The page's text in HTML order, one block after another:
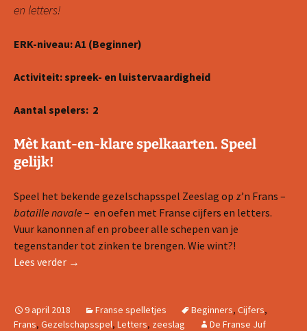
en letters!
ERK-niveau: A1 (Beginner)
Activiteit: spreek- en luistervaardigheid
Aantal spelers: 2
Mèt kant-en-klare spelkaarten. Speel
gelijk!
Speel het bekende gezelschapsspel Zeeslag op z’n Frans –
bataille navale – en oefen met Franse cijfers en letters.
Vuur kanonnen af en probeer alle schepen van je
tegenstander tot zinken te brengen. Wie wint?!
Lees verder Spel: zeeslag op z’n Frans
→
9 april 2018 Franse spelletjes Beginners, Cijfers,
Frans, Gezelschapsspel, Letters, zeeslag De Franse Juf